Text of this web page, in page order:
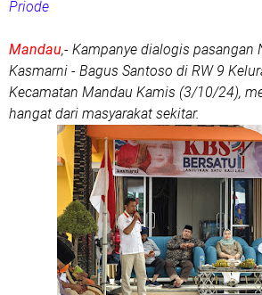
Priode
Mandau,- Kampanye dialogis pasangan
Kasmarni - Bagus Santoso di RW 9
Kecamatan Mandau Kamis (3/10/24),
hangat dari masyarakat sekitar.